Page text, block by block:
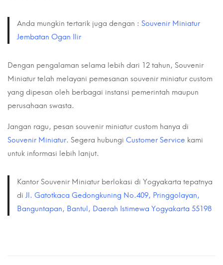
Anda mungkin tertarik juga dengan : Souvenir Miniatur
Jembatan Ogan Ilir
Dengan pengalaman selama lebih dari 12 tahun, Souvenir
Miniatur telah melayani pemesanan souvenir miniatur custom
yang dipesan oleh berbagai instansi pemerintah maupun
perusahaan swasta.
Jangan ragu, pesan souvenir miniatur custom hanya di
Souvenir Miniatur. Segera hubungi Customer Service kami
untuk informasi lebih lanjut.
Kantor Souvenir Miniatur berlokasi di Yogyakarta tepatnya
di Jl. Gatotkaca Gedongkuning No.409, Pringgolayan,
Banguntapan, Bantul, Daerah Istimewa Yogyakarta 55198